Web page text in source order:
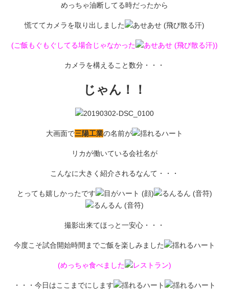
めっちゃ油断してる時だったから
慌ててカメラを取り出しました
(ご飯もぐもぐしてる場合じゃなかった )
カメラを構えること数分・・・
じゃん！！
大画面で三陽工業の名前が
リカが働いている会社名が
こんなに大きく紹介されるなんて・・・
とっても嬉しかったです
撮影出来てほっと一安心・・・
今度こそ試合開始時間までご飯を楽しみました
(めっちゃ食べました )
・・・今日はここまでにします